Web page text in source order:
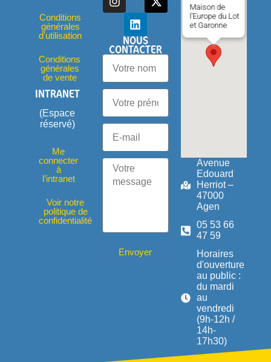
Conditions
générales
d'utilisation
Conditions
générales
de vente
INTRANET
(Espace
réservé)
Me
connecter
à
l'intranet
Voir notre
politique de
confidentialité
NOUS
CONTACTER
Envoyer
Maison de
l'Europe du Lot
et Garonne
Avenue
Edouard
Herriot –
47000
Agen
05 53 66
47 59
Horaires
d'ouverture
au public :
du mardi
au
vendredi
(9h-12h /
14h-
17h30)